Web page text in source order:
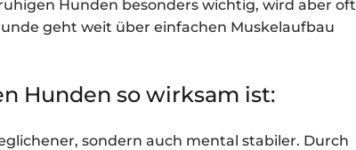
Hunden besonders wichtig, wird aber oft
geht weit über einfachen Muskelaufbau
Hunden so wirksam ist:
sondern auch mental stabiler. Durch